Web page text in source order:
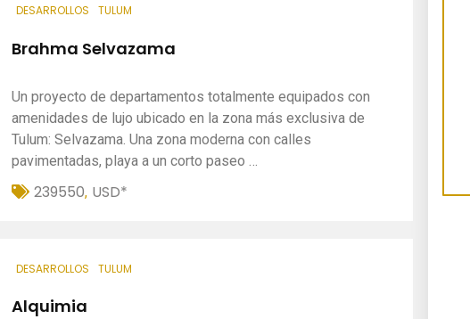
DESARROLLOS TULUM
Brahma Selvazama
Un proyecto de departamentos totalmente equipados con
amenidades de lujo ubicado en la zona más exclusiva de
Tulum: Selvazama. Una zona moderna con calles
pavimentadas, playa a un corto paseo …
239550, USD*
DESARROLLOS TULUM
Alquimia